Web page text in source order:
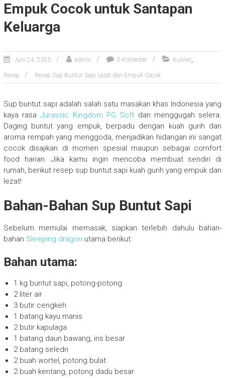
Empuk Cocok untuk Santapan
Keluarga
Juni 24, 2025 admin 0 Komentar Kuliner,
Resep Resep Sup Buntut Sapi Lezat dan Empuk Cocok
Sup buntut sapi adalah salah satu masakan khas Indonesia yang
kaya rasaJurassic Kingdom PG Soft dan menggugah selera.
Daging buntut yang empuk, berpadu dengan kuah gurih dan
aroma rempah yang menggoda, menjadikan hidangan ini sangat
cocok disajikan di momen spesial maupun sebagai comfort
food harian. Jika kamu ingin mencoba membuat sendiri di
rumah, berikut resep sup buntut sapi kuah gurih yang empuk dan
lezat!
Bahan-Bahan Sup Buntut Sapi
Sebelum memulai memasak, siapkan terlebih dahulu bahan-
bahan Sleeping dragon utama berikut:
Bahan utama:
1 kg buntut sapi, potong-potong
2 liter air
3 butir cengkeh
1 batang kayu manis
2 butir kapulaga
1 batang daun bawang, iris besar
2 batang seledri
2 buah wortel, potong bulat
2 buah kentang, potong dadu besar